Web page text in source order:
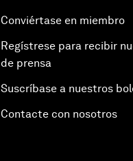
Conviértase en miembro
Regístrese para recibir
de prensa
Suscríbase a nuestros
Contacte con nosotros